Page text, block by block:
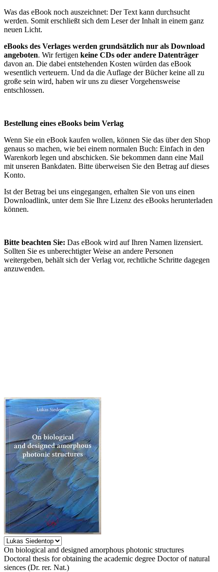
Was das eBook noch auszeichnet: Der Text kann durchsucht
werden. Somit erschließt sich dem Leser der Inhalt in einem ganz
neuen Licht.
eBooks des Verlages werden grundsätzlich nur als Download
angeboten. Wir fertigen keine CDs oder andere Datenträger
davon an. Die dabei entstehenden Kosten würden das eBook
wesentlich verteuern. Und da die Auflage der Bücher keine all zu
große sein wird, haben wir uns zu dieser Vorgehensweise
entschlossen.
Bestellung eines eBooks beim Verlag
Wenn Sie ein eBook kaufen wollen, können Sie das über den Shop
genaus so machen, wie bei einem normalen Buch: Einfach in den
Warenkorb legen und abschicken. Sie bekommen dann eine Mail
mit unseren Bankdaten. Bitte überweisen Sie den Betrag auf dieses
Konto.
Ist der Betrag bei uns eingegangen, erhalten Sie von uns einen
Downloadlink, unter dem Sie Ihre Lizenz des eBooks herunterladen
können.
Bitte beachten Sie: Das eBook wird auf Ihren Namen lizensiert.
Sollten Sie es unberechtigter Weise an andere Personen
weitergeben, behält sich der Verlag vor, rechtliche Schritte dagegen
anzuwenden.
On biological and designed amorphous photonic structures
Doctoral thesis for obtaining the academic degree Doctor of natural
siences (Dr. rer. Nat.)